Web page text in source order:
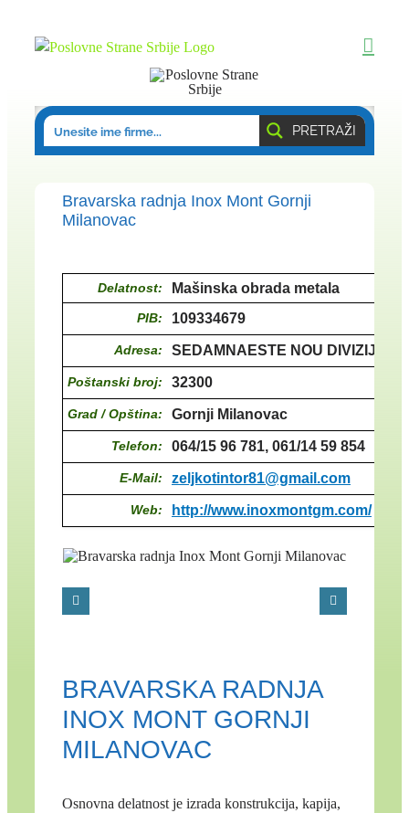
PRETRAŽI
Bravarska radnja Inox Mont Gornji
Milanovac
Delatnost: Mašinska obrada metala
PIB: 109334679
Adresa: SEDAMNAESTE NOU DIVIZIJE
Poštanski broj: 32300
Grad / Opština: Gornji Milanovac
Telefon: 064/15 96 781, 061/14 59 854
E-Mail: zeljkotintor81@gmail.com
Web: http://www.inoxmontgm.com/
BRAVARSKA RADNJA
INOX MONT GORNJI
MILANOVAC
Osnovna delatnost je izrada konstrukcija, kapija,